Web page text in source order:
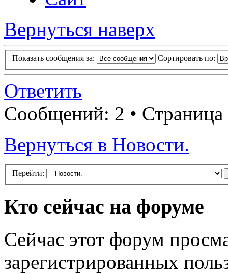
Вернуться наверх
Показать сообщения за: Сортировать по:
Ответить
Сообщений: 2 • Страница
Вернуться в Новости.
Перейти:
Кто сейчас на форуме
Сейчас этот форум
зарегистрированных